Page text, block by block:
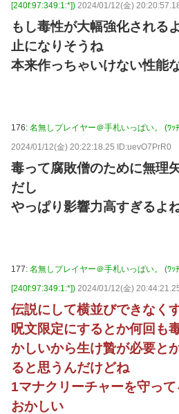
[240f:97:349:1:*]) 2024/01/12(金)
もし毒性が大幅強化される
止になりそうね
本来作っちゃいけない性能
176: 名無しプレイヤー＠手札いっぱい。 (ﾜ
2024/01/12(金) 20:22:18.25 ID:uevO7PrR0
毒って腐敗僧のために無理
だし
やっぱり影響力高すぎるよ
177: 名無しプレイヤー＠手札いっぱい。 (ﾜｯ
[240f:97:349:1:*]) 2024/01/12(金)
伝説にして横並びできなく
呪文限定にするとか何回も
かしいから生け贄が必要と
ると思うんだけどね
1マナクリーチャーを守っ
おかしい